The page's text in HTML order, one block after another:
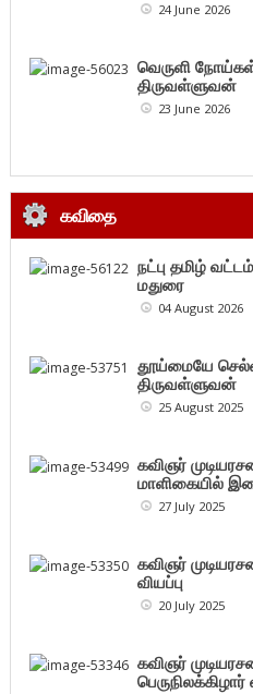
24 June 2026
வெருளி
திருவள்ளுவன்
23 June 2026
கவிதை
நட்பு தமிழ்
மதுரை
04 August 2026
தூய்மையே
திருவள்ளுவன்
25 August 2025
கவிஞர்
மாளிகையில்
27 July 2025
கவிஞர்
வியப்பு
20 July 2025
கவிஞர்